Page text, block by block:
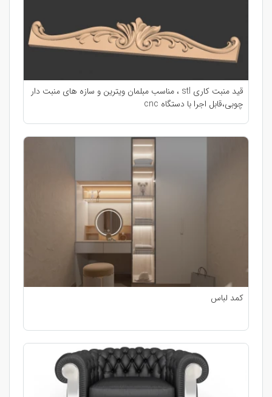
قید منبت کاری stl ، مناسب مبلمان ویترین و سازه های منبت دار
چوبی،قابل اجرا با دستگاه cnc
کمد لباس